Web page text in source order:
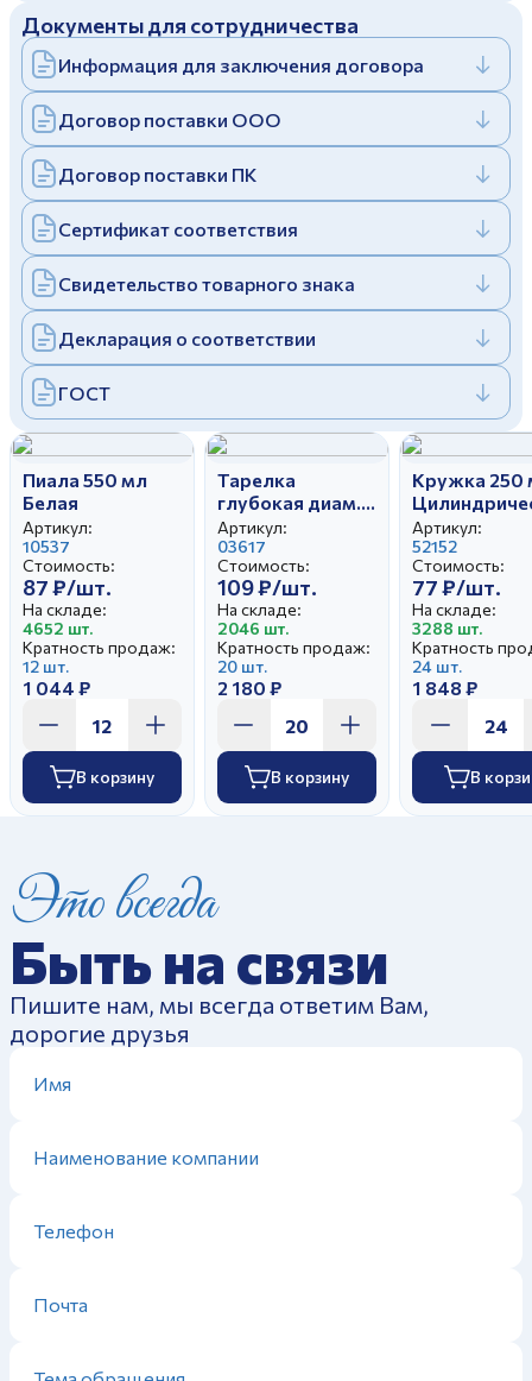
Отправить
Заполняя и отправляя форму, вы соглашаетесь
cполитикой конфиденциальности
Заполняя и отправляя форму, вы соглашаетесь
cполитикой конфиденциальности
Дулевский фарфоровый завод ©
Политика конфиденциальности
Документы для сотрудничества
Информация для заключения договора
Договор поставки ООО
Договор поставки ПК
Сертификат соответствия
Свидетельство товарного знака
Декларация о соответствии
ГОСТ
Пиала 550 мл
Белая
Артикул:
10537
Стоимость:
87 ₽/шт.
На складе:
4652 шт.
Кратность продаж:
12 шт.
1 044 ₽
В корзину
Тарелка
глубокая диам.
240 мм Гладкий
край Белая
Артикул:
03617
Стоимость:
109 ₽/шт.
На складе:
2046 шт.
Кратность продаж:
20 шт.
2 180 ₽
В корзину
Кружка 250
без ручки
Артикул:
52152
Стоимость:
77 ₽/шт.
На складе:
3288 шт.
Кратность
24 шт.
1 848 ₽
В
Это всегда
Быть на связи
Пишите нам, мы всегда ответим Вам,
дорогие друзья